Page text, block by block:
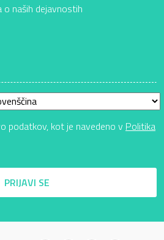
naših dejavnostih
podatkov, kot je navedeno v Politika
PRIJAVI SE